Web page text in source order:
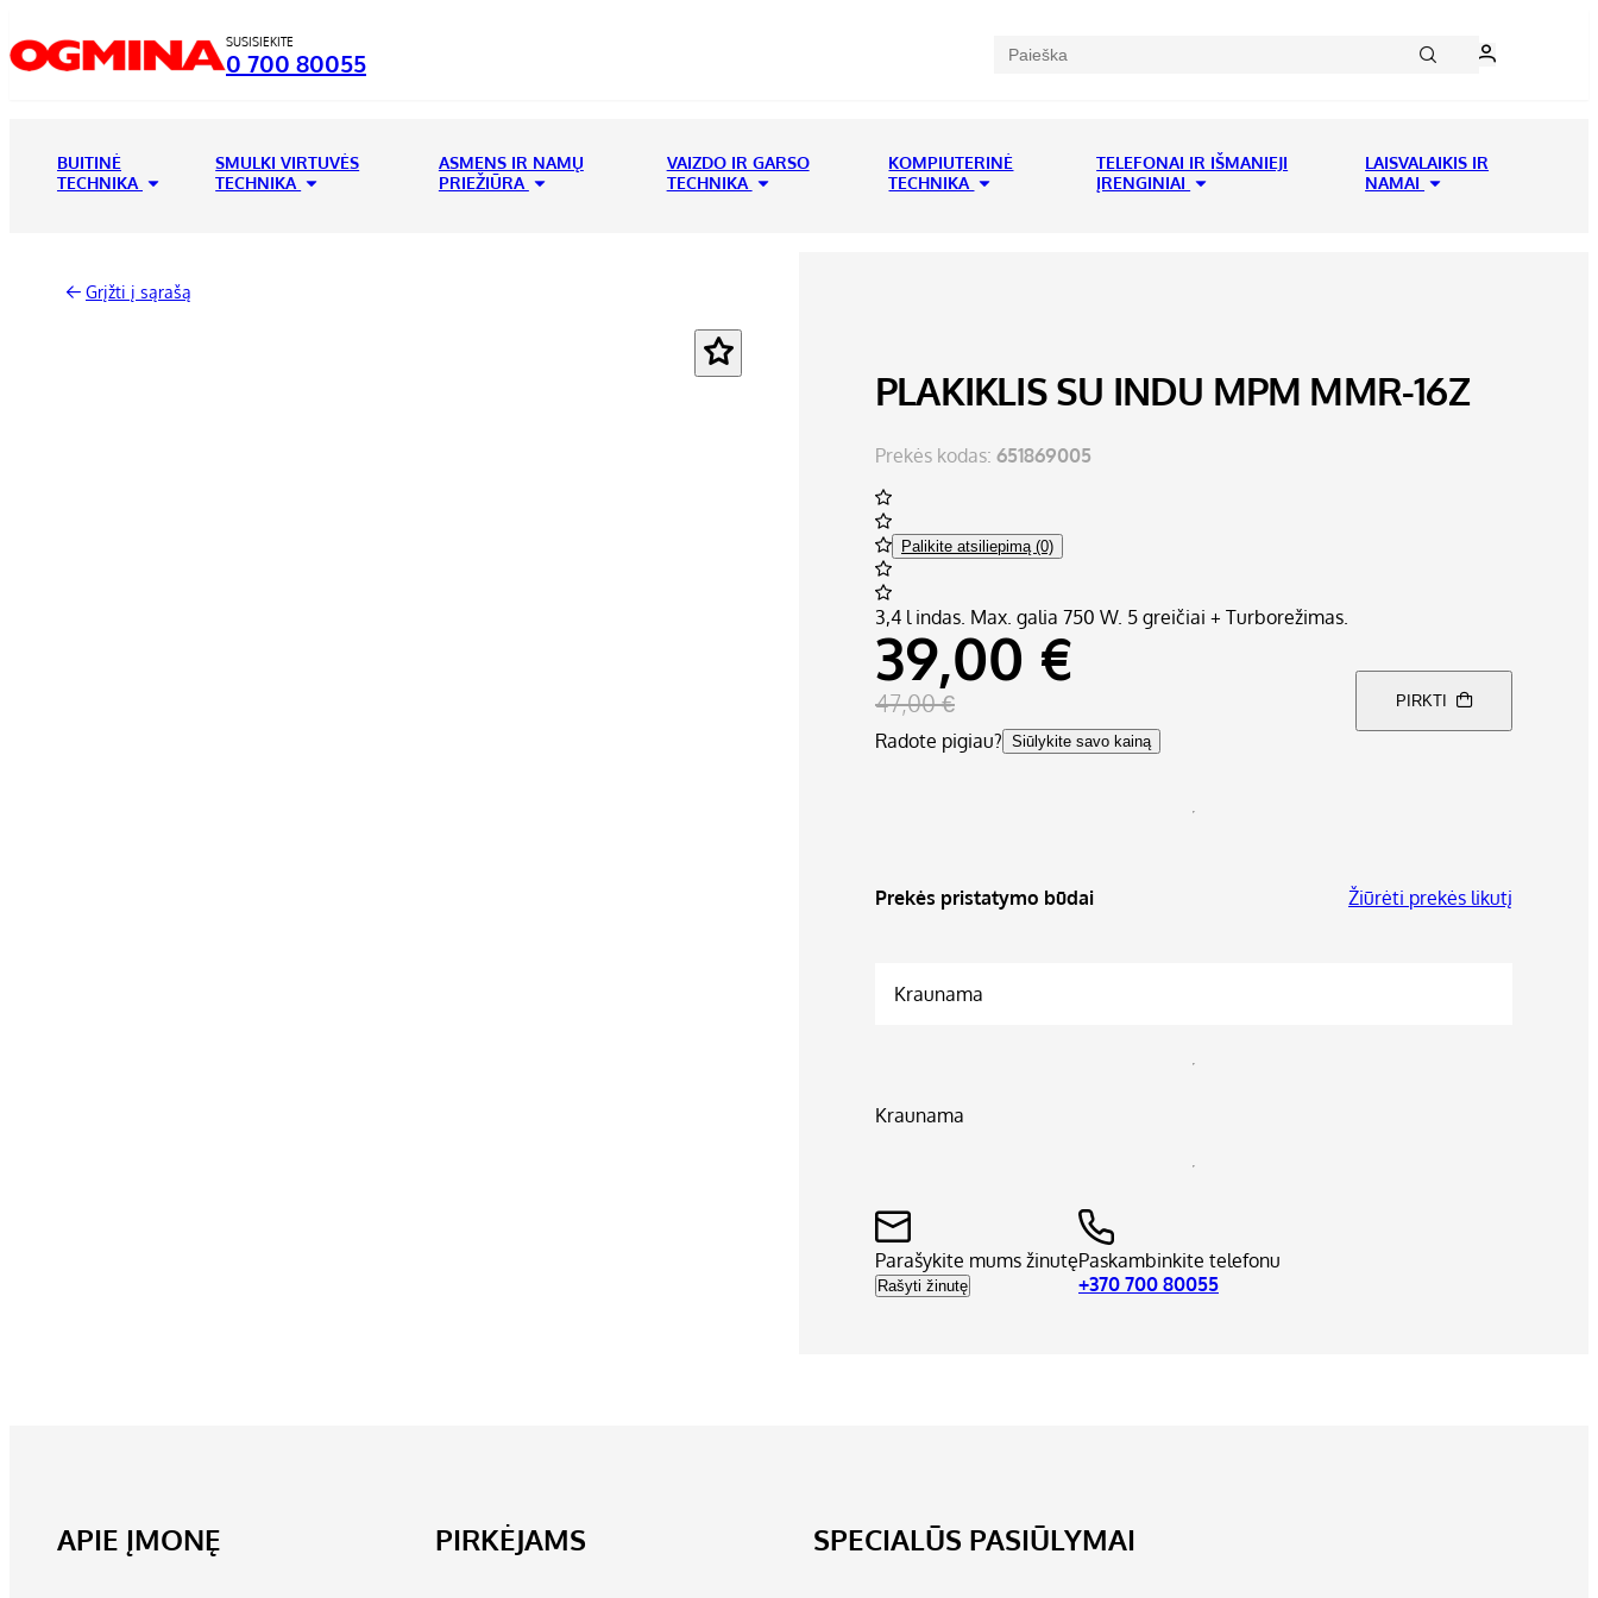
SUSISIEKITE
0 700 80055
BUITINĖ
TECHNIKA
SMULKI VIRTUVĖS
TECHNIKA
ASMENS IR NAMŲ
PRIEŽIŪRA
VAIZDO IR GARSO
TECHNIKA
KOMPIUTERINĖ
TECHNIKA
TELEFONAI IR IŠMANIEJI
ĮRENGINIAI
LAISVALAIKIS IR
NAMAI
Grįžti į sąrašą
PLAKIKLIS SU INDU MPM MMR-16Z
Prekės kodas: 651869005
Palikite atsiliepimą (0)
3,4 l indas. Max. galia 750 W. 5 greičiai + Turborežimas.
39,00 €
47,00 €
Radote pigiau? Siūlykite savo kainą
PIRKTI
Prekės pristatymo būdai Žiūrėti prekės likutį
Kraunama
Kraunama
Parašykite mums žinutę
Rašyti žinutę
Paskambinkite telefonu
+370 700 80055
APIE ĮMONĘ PIRKĖJAMS SPECIALŪS PASIŪLYMAI